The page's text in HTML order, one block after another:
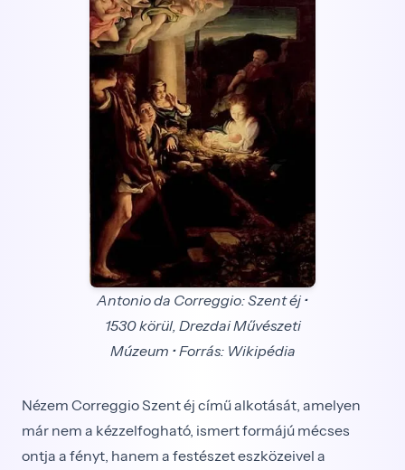
Antonio da Correggio: Szent éj •
1530 körül, Drezdai Művészeti
Múzeum • Forrás: Wikipédia
Nézem Correggio Szent éj című alkotását, amelyen
már nem a kézzelfogható, ismert formájú mécses
ontja a fényt, hanem a festészet eszközeivel a